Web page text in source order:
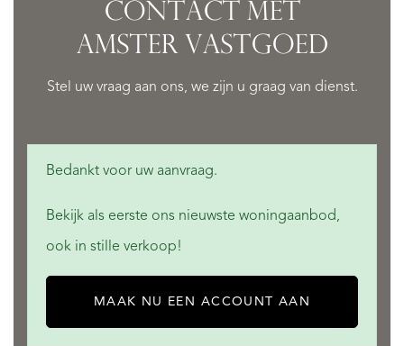
CONTACT MET
AMSTER VASTGOED
Stel uw vraag aan ons, we zijn u graag van dienst.
Bedankt voor uw aanvraag.
Bekijk als eerste ons nieuwste woningaanbod,
ook in stille verkoop!
MAAK NU EEN ACCOUNT AAN